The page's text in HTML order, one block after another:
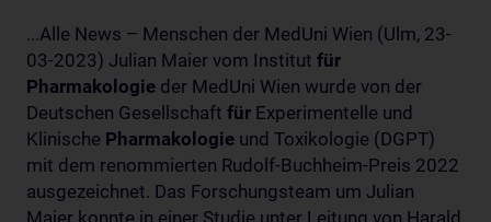
...Alle News – Menschen der MedUni Wien (Ulm, 23-
03-2023) Julian Maier vom Institut für
Pharmakologie der MedUni Wien wurde von der
Deutschen Gesellschaft für Experimentelle und
Klinische Pharmakologie und Toxikologie (DGPT)
mit dem renommierten Rudolf-Buchheim-Preis 2022
ausgezeichnet. Das Forschungsteam um Julian
Maier konnte in einer Studie unter Leitung von Harald